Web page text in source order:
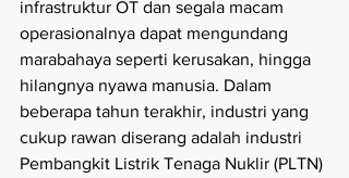
infrastruktur OT dan segala macam
operasionalnya dapat mengundang
marabahaya seperti kerusakan, hingga
hilangnya nyawa manusia. Dalam
beberapa tahun terakhir, industri yang
cukup rawan diserang adalah industri
Pembangkit Listrik Tenaga Nuklir (PLTN)